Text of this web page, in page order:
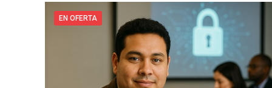
EN OFERTA